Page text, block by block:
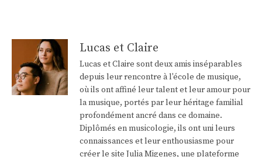
Lucas et Claire
Lucas et Claire sont deux amis inséparables
depuis leur rencontre à l'école de musique,
où ils ont affiné leur talent et leur amour pour
la musique, portés par leur héritage familial
profondément ancré dans ce domaine.
Diplômés en musicologie, ils ont uni leurs
connaissances et leur enthousiasme pour
créer le site Julia Migenes, une plateforme